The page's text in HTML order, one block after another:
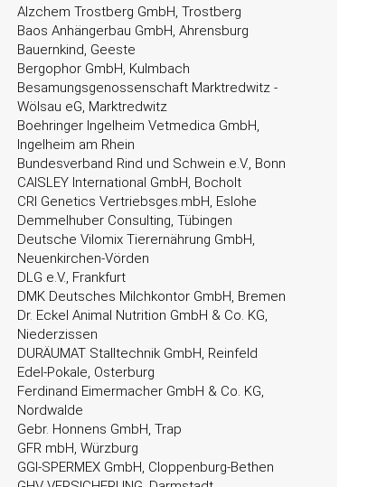
Alzchem Trostberg GmbH, Trostberg
Baos Anhängerbau GmbH, Ahrensburg
Bauernkind, Geeste
Bergophor GmbH, Kulmbach
Besamungsgenossenschaft Marktredwitz -
Wölsau eG, Marktredwitz
Boehringer Ingelheim Vetmedica GmbH,
Ingelheim am Rhein
Bundesverband Rind und Schwein e.V., Bonn
CAISLEY International GmbH, Bocholt
CRI Genetics Vertriebsges.mbH, Eslohe
Demmelhuber Consulting, Tübingen
Deutsche Vilomix Tierernährung GmbH,
Neuenkirchen-Vörden
DLG e.V., Frankfurt
DMK Deutsches Milchkontor GmbH, Bremen
Dr. Eckel Animal Nutrition GmbH & Co. KG,
Niederzissen
DURÄUMAT Stalltechnik GmbH, Reinfeld
Edel-Pokale, Osterburg
Ferdinand Eimermacher GmbH & Co. KG,
Nordwalde
Gebr. Honnens GmbH, Trap
GFR mbH, Würzburg
GGI-SPERMEX GmbH, Cloppenburg-Bethen